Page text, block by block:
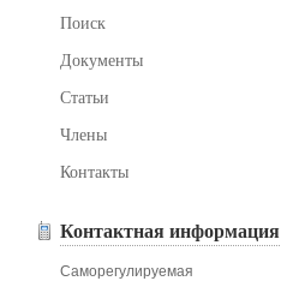
Поиск
Документы
Статьи
Члены
Контакты
Контактная информация
Саморегулируемая